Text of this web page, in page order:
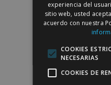
Vías de
acceso
Aparcamiento
experiencia del
sitio web, usted
acuerdo con nuestra
COOKIES
NECESARIAS
COOKIES DE